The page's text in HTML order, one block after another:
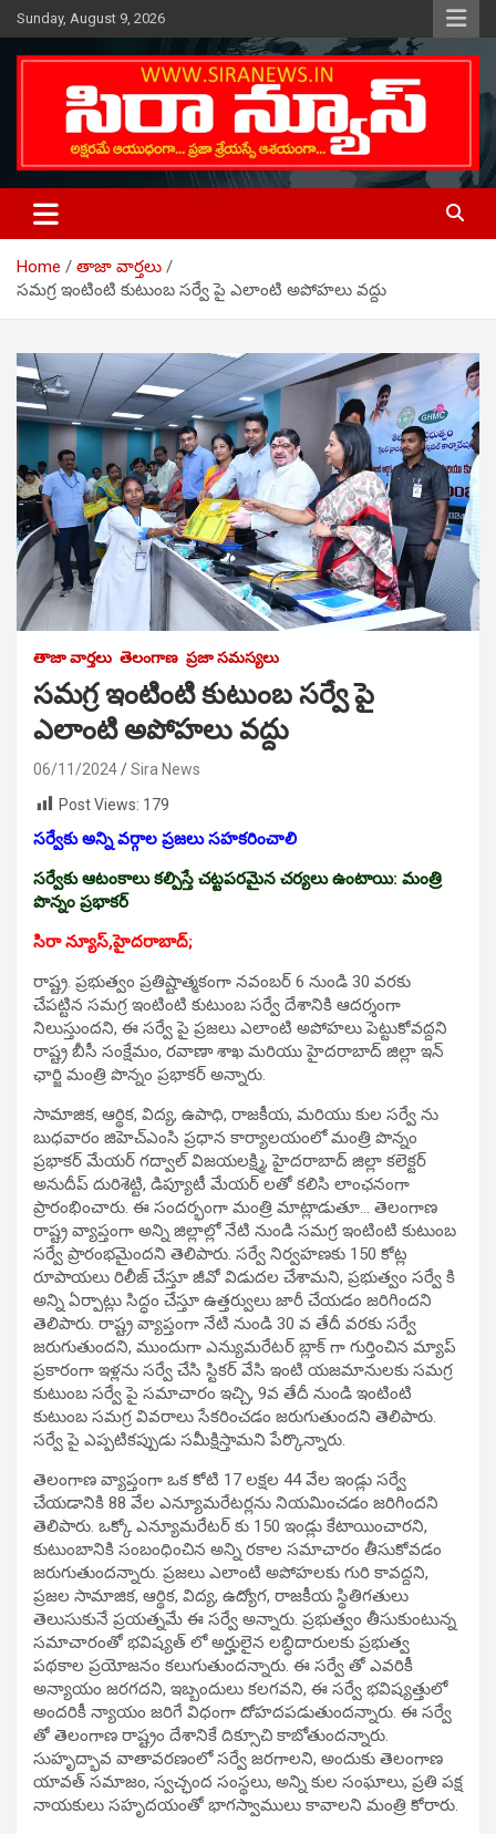
Skip
to
content
Sunday, August 9, 2026
SIRA NEWS
Telugu Online News Daily
Home
తాజా వార్తలు
సమగ్ర ఇంటింటి కుటుంబ సర్వే పై ఎలాంటి అపోహలు వద్దు
తాజా వార్తలు తెలంగాణ ప్రజా సమస్యలు
సమగ్ర ఇంటింటి కుటుంబ సర్వే పై
ఎలాంటి అపోహలు వద్దు
06/11/2024
Sira News
Post Views: 179
సర్వేకు అన్ని వర్గాల ప్రజలు సహకరించాలి
సర్వేకు ఆటంకాలు కల్పిస్తే చట్టపరమైన చర్యలు ఉంటాయి: మంత్రి
పొన్నం ప్రభాకర్
సిరా న్యూస్,హైదరాబాద్;
రాష్ట్ర. ప్రభుత్వం ప్రతిష్టాత్మకంగా నవంబర్ 6 నుండి 30 వరకు
చేపట్టిన సమగ్ర ఇంటింటి కుటుంబ సర్వే దేశానికి ఆదర్శంగా
నిలుస్తుందని, ఈ సర్వే పై ప్రజలు ఎలాంటి అపోహలు పెట్టుకోవద్దని
రాష్ట్ర బీసీ సంక్షేమం, రవాణా శాఖ మరియు హైదరాబాద్ జిల్లా ఇన్
ఛార్జి మంత్రి పొన్నం ప్రభాకర్ అన్నారు.
సామాజిక, ఆర్థిక, విద్య, ఉపాధి, రాజకీయ, మరియు కుల సర్వే ను
బుధవారం జిహెచ్ఎంసి ప్రధాన కార్యాలయంలో మంత్రి పొన్నం
ప్రభాకర్ మేయర్ గద్వాల్ విజయలక్ష్మి, హైదరాబాద్ జిల్లా కలెక్టర్
అనుదీప్ దురిశెట్టి, డిప్యూటీ మేయర్ లతో కలిసి లాంఛనంగా
ప్రారంభించారు. ఈ సందర్భంగా మంత్రి మాట్లాడుతూ… తెలంగాణ
రాష్ట్ర వ్యాప్తంగా అన్ని జిల్లాల్లో నేటి నుండి సమగ్ర ఇంటింటి కుటుంబ
సర్వే ప్రారంభమైందని తెలిపారు. సర్వే నిర్వహణకు 150 కోట్ల
రూపాయలు రిలీజ్ చేస్తూ జీవో విడుదల చేశామని, ప్రభుత్వం సర్వే కి
అన్ని ఏర్పాట్లు సిద్ధం చేస్తూ ఉత్తర్వులు జారీ చేయడం జరిగిందని
తెలిపారు. రాష్ట్ర వ్యాప్తంగా నేటి నుండి 30 వ తేదీ వరకు సర్వే
జరుగుతుందని, ముందుగా ఎన్యుమరేటర్ బ్లాక్ గా గుర్తించిన మ్యాప్
ప్రకారంగా ఇళ్లను సర్వే చేసి స్టికర్ వేసి ఇంటి యజమానులకు సమగ్ర
కుటుంబ సర్వే పై సమాచారం ఇచ్చి, 9వ తేదీ నుండి ఇంటింటి
కుటుంబ సమగ్ర వివరాలు సేకరించడం జరుగుతుందని తెలిపారు.
సర్వే పై ఎప్పటికప్పుడు సమీక్షిస్తామని పేర్కొన్నారు.
తెలంగాణ వ్యాప్తంగా ఒక కోటి 17 లక్షల 44 వేల ఇండ్లు సర్వే
చేయడానికి 88 వేల ఎన్యూమరేటర్లను నియమించడం జరిగిందని
తెలిపారు. ఒక్కో ఎన్యూమరేటర్ కు 150 ఇండ్లు కేటాయించారని,
కుటుంబానికి సంబంధించిన అన్ని రకాల సమాచారం తీసుకోవడం
జరుగుతుందన్నారు. ప్రజలు ఎలాంటి అపోహలకు గురి కావద్దని,
ప్రజల సామాజిక, ఆర్థిక, విద్య, ఉద్యోగ, రాజకీయ స్థితిగతులు
తెలుసుకునే ప్రయత్నమే ఈ సర్వే అన్నారు. ప్రభుత్వం తీసుకుంటున్న
సమాచారంతో భవిష్యత్ లో అర్హులైన లబ్ధిదారులకు ప్రభుత్వ
పథకాల ప్రయోజనం కలుగుతుందన్నారు. ఈ సర్వే తో ఎవరికీ
అన్యాయం జరగదని, ఇబ్బందులు కలగవని, ఈ సర్వే భవిష్యత్తులో
అందరికీ న్యాయం జరిగే విధంగా దోహదపడుతుందన్నారు. ఈ సర్వే
తో తెలంగాణ రాష్ట్రం దేశానికే దిక్సూచి కాబోతుందన్నారు.
సుహృద్భావ వాతావరణంలో సర్వే జరగాలని, అందుకు తెలంగాణ
యావత్ సమాజం, స్వచ్ఛంద సంస్థలు, అన్ని కుల సంఘాలు, ప్రతి పక్ష
నాయకులు సహృదయంతో భాగస్వాములు కావాలని మంత్రి కోరారు.